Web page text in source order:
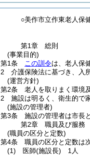
○美作市立作東老人保
第1章
総則
(事業目的)
第1条
この訓令は、老人保
2
介護保険法に基づき、入
(運営方針)
第2条
老人を取りまく環境
2
施設は明るく、衛生的で
(施設の管理者)
第3条
施設の管理者は市長
第2章
職員及び服務
(職員の区分と定数)
第4条
職員の区分と定数は
(1)
医師(施設長) 1人